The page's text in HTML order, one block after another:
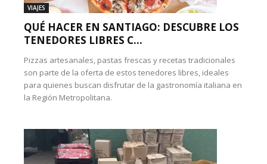
VIAJES
QUÉ HACER EN SANTIAGO: DESCUBRE LOS
TENEDORES LIBRES C...
Pizzas artesanales, pastas frescas y recetas tradicionales
son parte de la oferta de estos tenedores libres, ideales
para quienes buscan disfrutar de la gastronomía italiana en
la Región Metropolitana.